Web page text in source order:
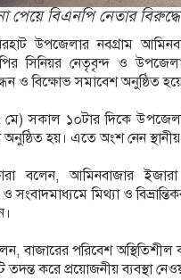
পেয়ে বিএনপি নেতার
উপজেলার নবগ্রাম
সিনিয়র নেতৃবৃন্দ ও উপজেলা
ও বিক্ষোভ সমাবেশ অনুষ্ঠিত
মে) সকাল ১০টার দিকে
হয়। এতে অংশ নেন
বলেন, আমিনবাজার
সংবাদমাধ্যমে মিথ্যা ও
বাজারের পরিবেশ
তদন্ত করে প্রয়োজনীয় ব্যবস্থা